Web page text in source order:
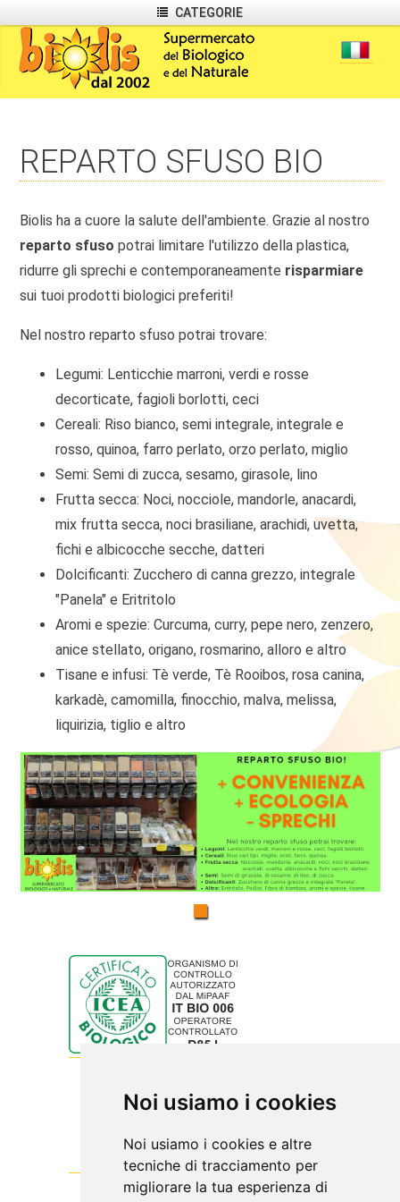
Noi usiamo i cookies
Noi usiamo i cookies e altre
tecniche di tracciamento per
migliorare la tua esperienza di
CATEGORIE
REPARTO SFUSO BIO
Biolis ha a cuore la salute dell'ambiente. Grazie al nostro
reparto sfuso potrai limitare l'utilizzo della plastica,
ridurre gli sprechi e contemporaneamente risparmiare
sui tuoi prodotti biologici preferiti!
Nel nostro reparto sfuso potrai trovare:
Legumi: Lenticchie marroni, verdi e rosse
decorticate, fagioli borlotti, ceci
Cereali: Riso bianco, semi integrale, integrale e
rosso, quinoa, farro perlato, orzo perlato, miglio
Semi: Semi di zucca, sesamo, girasole, lino
Frutta secca: Noci, nocciole, mandorle, anacardi,
mix frutta secca, noci brasiliane, arachidi, uvetta,
fichi e albicocche secche, datteri
Dolcificanti: Zucchero di canna grezzo, integrale
"Panela" e Eritritolo
Aromi e spezie: Curcuma, curry, pepe nero, zenzero,
anice stellato, origano, rosmarino, alloro e altro
Tisane e infusi: Tè verde, Tè Rooibos, rosa canina,
karkadè, camomilla, finocchio, malva, melissa,
liquirizia, tiglio e altro